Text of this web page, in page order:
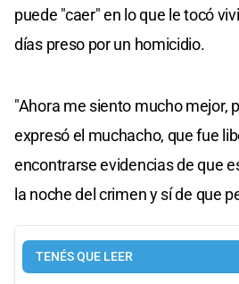
puede "caer" en lo que le tocó
días preso por un homicidio.
"Ahora me siento mucho mejor,
expresó el muchacho, que fue
encontrarse evidencias de que
la noche del crimen y sí de que
TENÉS QUE LEER